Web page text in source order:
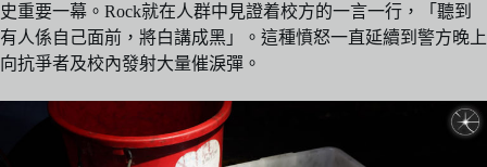
史重要一幕。Rock就在人群中見證着校方的一言一行，「聽到
有人係自己面前，將白講成黑」。這種憤怒一直延續到警方晚上
向抗爭者及校內發射大量催淚彈。